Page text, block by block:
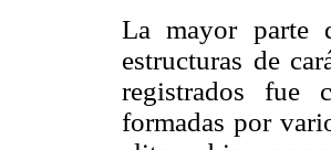
La mayor parte
estructuras de
registrados fue
formadas por